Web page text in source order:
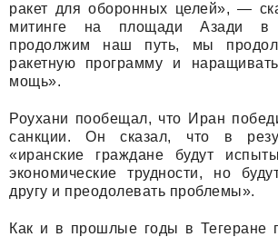
ракет для оборонных целей», —
митинге на площади Азади в
продолжим наш путь, мы
ракетную программу и
мощь».
Роухани пообещал, что Иран
санкции. Он сказал, что в
«иранские граждане будут
экономические трудности, но
другу и преодолевать проблемы».
Как и в прошлые годы в Тегеране